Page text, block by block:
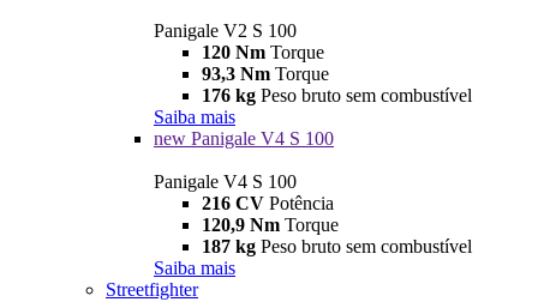
Panigale V2 S 100
120 Nm Torque
93,3 Nm Torque
176 kg Peso bruto sem combustível
Saiba mais
new Panigale V4 S 100
Panigale V4 S 100
216 CV Potência
120,9 Nm Torque
187 kg Peso bruto sem combustível
Saiba mais
Streetfighter